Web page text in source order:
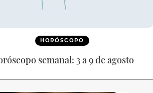
HORÓSCOPO
semanal: 3 a 9 de agosto